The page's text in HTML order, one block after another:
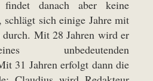
findet danach aber keine
schlägt sich einige Jahre mit
durch. Mit 28 Jahren wird er
unbedeutenden
31 Jahren erfolgt dann die